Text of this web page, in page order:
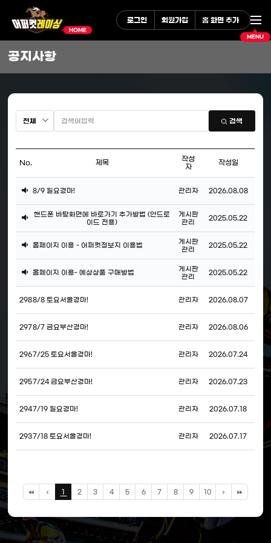
로그인 회원가입 홈 화면 추가
MENU
공지사항
검색
록
번
제
성
등
일,
수
보
제
공
No. 제목
작성
자
작성일
공
지
8/9 일요경마! 관리자 2026.08.08
공
지
핸드폰 바탕화면에 바로가기 추가방법 (안드로
이드 전용)
게시판
관리
2025.05.22
공
지
홈페이지 이용 - 어퍼컷정보지 이용법
게시판
관리
2025.05.22
공
지
홈페이지 이용- 예상상품 구매방법
게시판
관리
2025.05.22
2988/8 토요서울경마! 관리자 2026.08.07
2978/7 금요부산경마! 관리자 2026.08.06
2967/25 토요서울경마! 관리자 2026.07.24
2957/24 금요부산경마! 관리자 2026.07.23
2947/19 일요경마! 관리자 2026.07.18
2937/18 토요서울경마! 관리자 2026.07.17
1 2 3 4 5 6 7 8 9 10